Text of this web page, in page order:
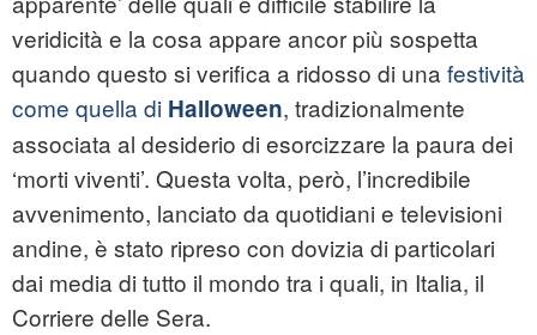
veridicità e la cosa appare ancor più sospetta
quando questo si verifica a ridosso di una festività
come quella di Halloween, tradizionalmente
associata al desiderio di esorcizzare la paura dei
‘morti viventi’. Questa volta, però, l’incredibile
avvenimento, lanciato da quotidiani e televisioni
andine, è stato ripreso con dovizia di particolari
dai media di tutto il mondo tra i quali, in Italia, il
Corriere delle Sera.